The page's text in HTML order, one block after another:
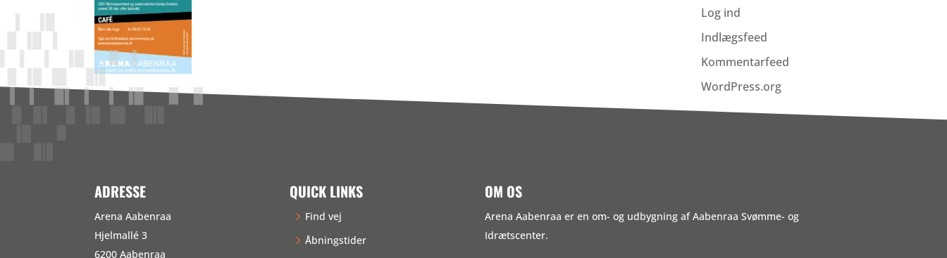
Log ind
Indlægsfeed
Kommentarfeed
WordPress.org
ADRESSE
Arena Aabenraa
Hjelmallé 3
6200 Aabenraa
QUICK LINKS
Find vej
Åbningstider
OM OS
Arena Aabenraa er en om- og udbygning af Aabenraa Svømme- og
Idrætscenter.